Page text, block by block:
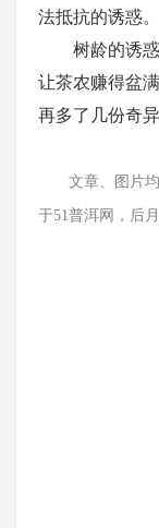
法抵抗的诱惑。
树龄的诱
让茶农赚得盆
再多了几份奇异
文章、图片
于51普洱网，后